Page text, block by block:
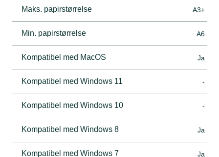
Maks. papirstørrelse A3+
Min. papirstørrelse A6
Kompatibel med MacOS Ja
Kompatibel med Windows 11 -
Kompatibel med Windows 10 -
Kompatibel med Windows 8 Ja
Kompatibel med Windows 7 Ja